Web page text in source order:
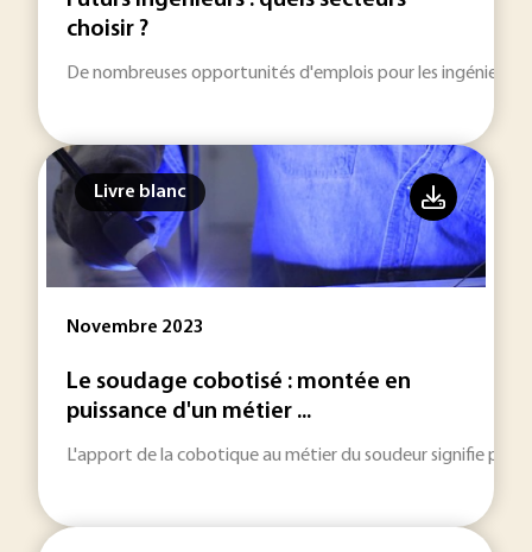
choisir ?
De nombreuses opportunités d'emplois pour les ingénieurs.
Livre blanc
Novembre 2023
Le soudage cobotisé : montée en
puissance d'un métier ...
L'apport de la cobotique au métier du soudeur signifie plus